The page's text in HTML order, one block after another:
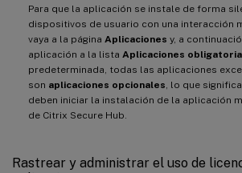
Para que la aplicación se instale de forma
dispositivos de usuario con una interacción
vaya a la página Aplicaciones y, a
aplicación a la lista Aplicaciones
predeterminada, todas las aplicaciones
son aplicaciones opcionales, lo que
deben iniciar la instalación de la aplicación
de Citrix Secure Hub.
Rastrear y administrar el uso de